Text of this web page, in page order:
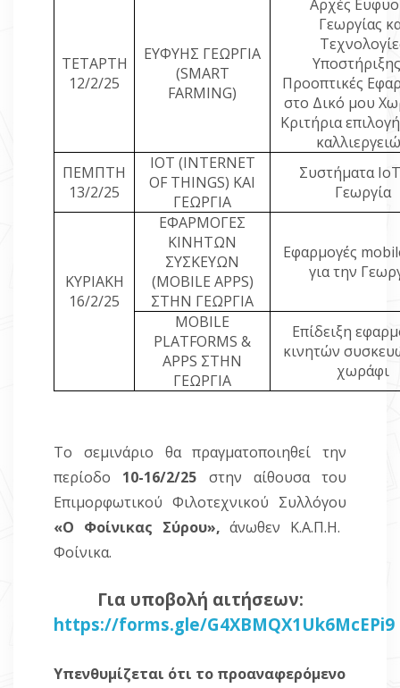
ΤΕΤΑΡΤΗ
12/2/25
ΕΥΦΥΗΣ ΓΕΩΡΓΙΑ
(SMART
FARMING)
Αρχές
Γεωργίας
Προοπτικές
στο Δικό μου
Κριτήρια
ΠΕΜΠΤΗ
13/2/25
ΙΟΤ (INTERNET
OF THINGS) ΚΑΙ
ΓΕΩΡΓΙΑ
Συστήματα
Γεωργία
ΚΥΡΙΑΚΗ
16/2/25
ΕΦΑΡΜΟΓΕΣ
ΚΙΝΗΤΩΝ
ΣΥΣΚΕΥΩΝ
(MOBILE APPS)
ΣΤΗΝ ΓΕΩΡΓΙΑ
Εφαρμογές
για την
MOBILE
PLATFORMS &
APPS ΣΤΗΝ
ΓΕΩΡΓΙΑ
Επίδειξη
κινητών
χωράφι
Το σεμινάριο θα πραγματοποιηθεί την
περίοδο 10-16/2/25 στην αίθουσα του
Επιμορφωτικού Φιλοτεχνικού Συλλόγου
«Ο Φοίνικας Σύρου»,άνωθεν Κ.Α.Π.Η.
Φοίνικα.
Για υποβολή αιτήσεων:
https://forms.gle/G4XBMQX1Uk6McEPi9
Υπενθυμίζεται ότι το προαναφερόμενο